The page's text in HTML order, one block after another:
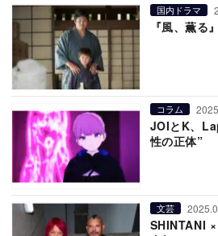
国内ドラマ
『風、薫る
コラム
JOIとK、
性の正体”
文芸
SHINTANI